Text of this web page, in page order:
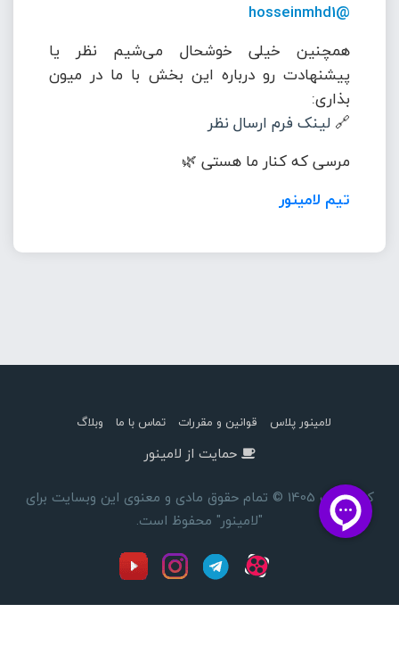
@hosseinmhd1
همچنین خیلی خوشحال می‌شیم نظر یا
پیشنهادت رو درباره این بخش با ما در میون
بذاری:
🔗 لینک فرم ارسال نظر
مرسی که کنار ما هستی 🌿
تیم لامینور
لامینور پلاس قوانین و مقررات تماس با ما وبلاگ
حمایت از لامینور
کپی رایت 1405 © تمام حقوق مادی و معنوی این وبسایت برای
"لامینور" محفوظ است.